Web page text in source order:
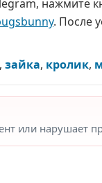
нажмите
. После
, зайка, кролик,
или нарушает